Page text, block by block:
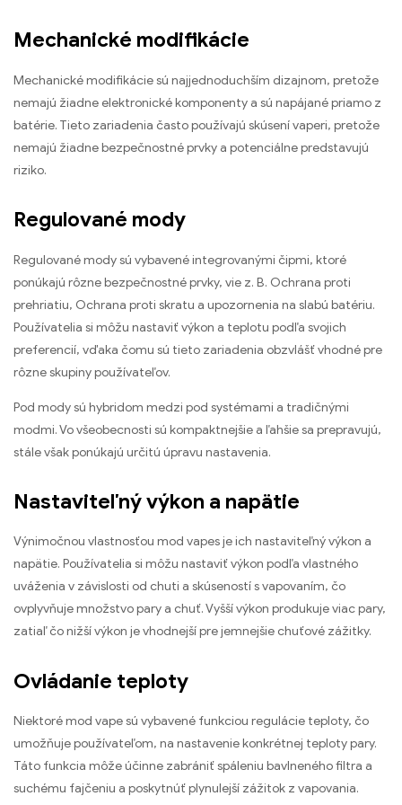
Mechanické modifikácie
Mechanické modifikácie sú najjednoduchším dizajnom, pretože
nemajú žiadne elektronické komponenty a sú napájané priamo z
batérie. Tieto zariadenia často používajú skúsení vaperi, pretože
nemajú žiadne bezpečnostné prvky a potenciálne predstavujú
riziko.
Regulované mody
Regulované mody sú vybavené integrovanými čipmi, ktoré
ponúkajú rôzne bezpečnostné prvky, vie z. B. Ochrana proti
prehriatiu, Ochrana proti skratu a upozornenia na slabú batériu.
Používatelia si môžu nastaviť výkon a teplotu podľa svojich
preferencií, vďaka čomu sú tieto zariadenia obzvlášť vhodné pre
rôzne skupiny používateľov.
Pod mody sú hybridom medzi pod systémami a tradičnými
modmi. Vo všeobecnosti sú kompaktnejšie a ľahšie sa prepravujú,
stále však ponúkajú určitú úpravu nastavenia.
Nastaviteľný výkon a napätie
Výnimočnou vlastnosťou mod vapes je ich nastaviteľný výkon a
napätie. Používatelia si môžu nastaviť výkon podľa vlastného
uváženia v závislosti od chuti a skúseností s vapovaním, čo
ovplyvňuje množstvo pary a chuť. Vyšší výkon produkuje viac pary,
zatiaľ čo nižší výkon je vhodnejší pre jemnejšie chuťové zážitky.
Ovládanie teploty
Niektoré mod vape sú vybavené funkciou regulácie teploty, čo
umožňuje používateľom, na nastavenie konkrétnej teploty pary.
Táto funkcia môže účinne zabrániť spáleniu bavlneného filtra a
suchému fajčeniu a poskytnúť plynulejší zážitok z vapovania.